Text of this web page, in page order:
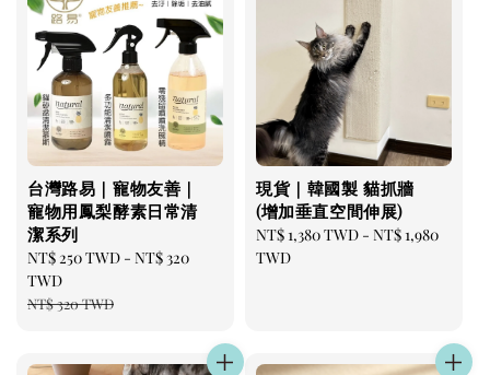
台灣路易｜寵物友善｜
寵物用鳳梨酵素日常清
潔系列
Sale
price
NT$ 250 TWD - NT$ 320
TWD
Regular
NT$ 320 TWD
現貨｜韓國製 貓抓牆
(增加垂直空間伸展)
Regular
price
NT$ 1,380 TWD - NT$ 1,980
TWD